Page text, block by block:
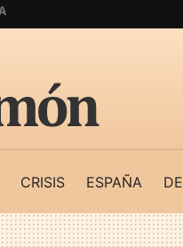
CRISIS ESPAÑA